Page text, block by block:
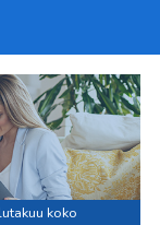
koko